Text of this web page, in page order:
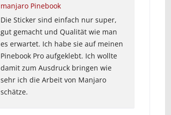
manjaro Pinebook
Die Sticker sind einfach nur super,
gut gemacht und Qualität wie man
es erwartet. Ich habe sie auf meinen
Pinebook Pro aufgeklebt. Ich wollte
damit zum Ausdruck bringen wie
sehr ich die Arbeit von Manjaro
schätze.